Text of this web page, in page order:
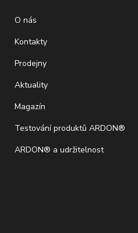
O nás
Kontakty
Prodejny
Aktuality
Magazín
Testování produktů ARDON®
ARDON® a udržitelnost